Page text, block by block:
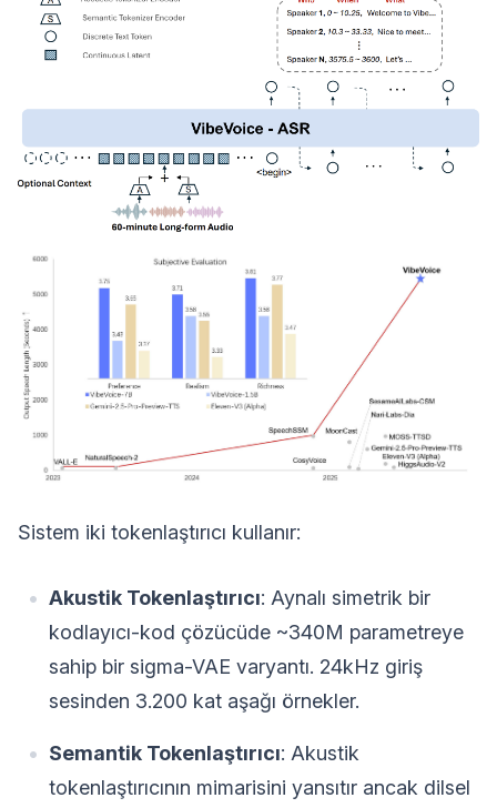
Sistem iki tokenlaştırıcı kullanır:
Akustik Tokenlaştırıcı: Aynalı simetrik bir
kodlayıcı-kod çözücüde ~340M parametreye
sahip bir sigma-VAE varyantı. 24kHz giriş
sesinden 3.200 kat aşağı örnekler.
Semantik Tokenlaştırıcı: Akustik
tokenlaştırıcının mimarisini yansıtır ancak dilsel